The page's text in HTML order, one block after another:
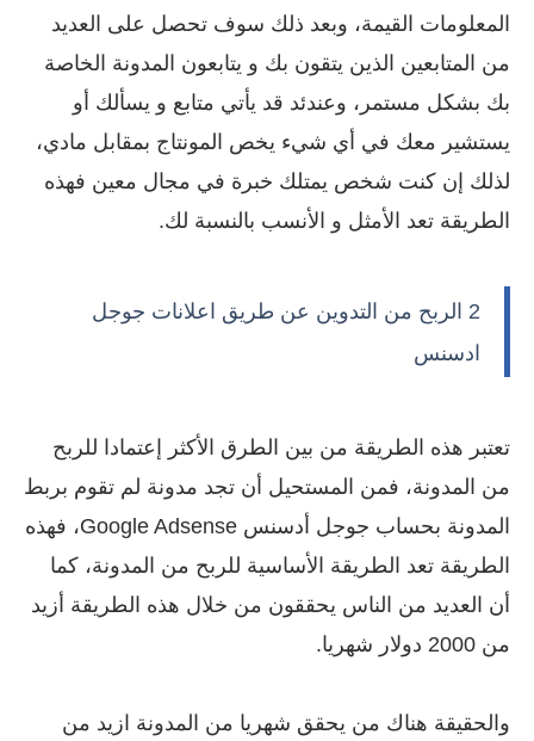
المعلومات القيمة، وبعد ذلك سوف تحصل على العديد
من المتابعين الذين يتقون بك و يتابعون المدونة الخاصة
بك بشكل مستمر، وعندئد قد يأتي متابع و يسألك أو
يستشير معك في أي شيء يخص المونتاج بمقابل مادي،
لذلك إن كنت شخص يمتلك خبرة في مجال معين فهذه
الطريقة تعد الأمثل و الأنسب بالنسبة لك.
2 الربح من التدوين عن طريق اعلانات جوجل
ادسنس
تعتبر هذه الطريقة من بين الطرق الأكثر إعتمادا للربح
من المدونة، فمن المستحيل أن تجد مدونة لم تقوم بربط
المدونة بحساب جوجل أدسنس Google Adsense، فهذه
الطريقة تعد الطريقة الأساسية للربح من المدونة، كما
أن العديد من الناس يحققون من خلال هذه الطريقة أزيد
من 2000 دولار شهريا.
والحقيقة هناك من يحقق شهريا من المدونة ازيد من